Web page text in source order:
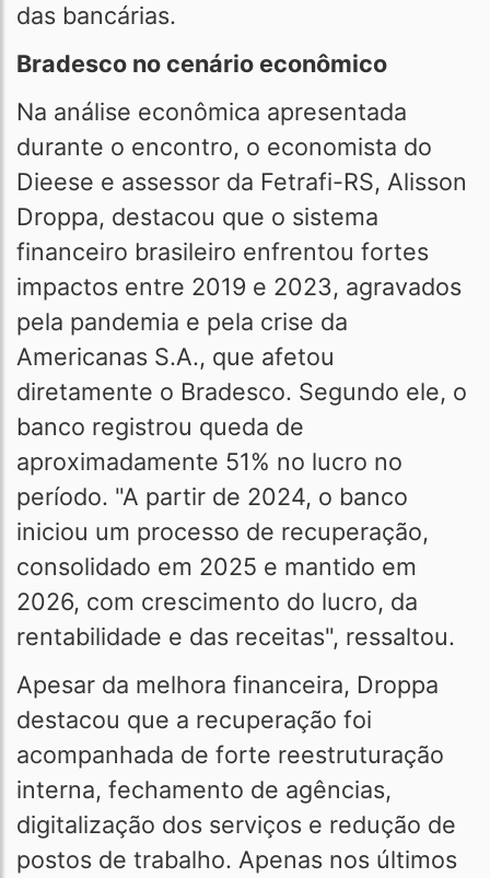
das bancárias.
Bradesco no cenário econômico
Na análise econômica apresentada
durante o encontro, o economista do
Dieese e assessor da Fetrafi-RS, Alisson
Droppa, destacou que o sistema
financeiro brasileiro enfrentou fortes
impactos entre 2019 e 2023, agravados
pela pandemia e pela crise da
Americanas S.A., que afetou
diretamente o Bradesco. Segundo ele, o
banco registrou queda de
aproximadamente 51% no lucro no
período. "A partir de 2024, o banco
iniciou um processo de recuperação,
consolidado em 2025 e mantido em
2026, com crescimento do lucro, da
rentabilidade e das receitas", ressaltou.
Apesar da melhora financeira, Droppa
destacou que a recuperação foi
acompanhada de forte reestruturação
interna, fechamento de agências,
digitalização dos serviços e redução de
postos de trabalho. Apenas nos últimos